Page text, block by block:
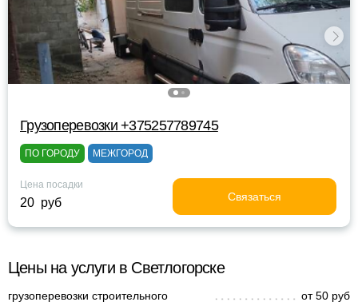
Грузоперевозки +375257789745
ПО ГОРОДУ МЕЖГОРОД
Цена посадки
20 руб Связаться
Цены на услуги в Светлогорске
грузоперевозки строительного
от 50 руб